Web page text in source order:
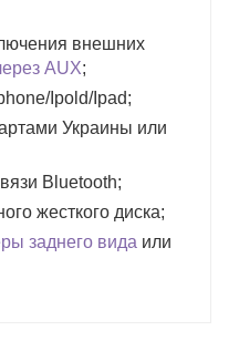
внешних
AUX;
Ipold/Ipad;
Украины или
Bluetooth;
жесткого диска;
заднего вида или